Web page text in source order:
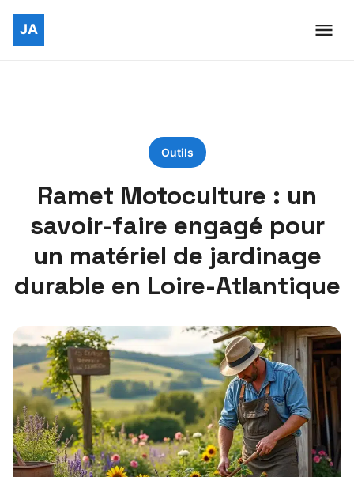
Outils
Ramet Motoculture : un
savoir-faire engagé pour
un matériel de jardinage
durable en Loire-Atlantique